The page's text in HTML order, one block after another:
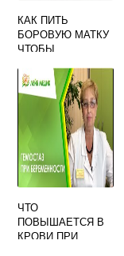
КАК ПИТЬ
БОРОВУЮ МАТКУ
ЧТОБЫ
ЧТО
ПОВЫШАЕТСЯ В
КРОВИ ПРИ